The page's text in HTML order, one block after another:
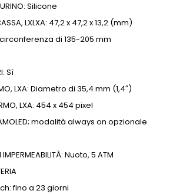
Silicone
LXLXA: 47,2 x 47,2 x 13,2 (mm)
di 135-205 mm
Sì
LXA: Diametro di 35,4 mm (1,4″)
LXA: 454 x 454 pixel
AMOLED; modalità always on opzionale
IMPERMEABILITÀ: Nuoto, 5 ATM
fino a 23 giorni